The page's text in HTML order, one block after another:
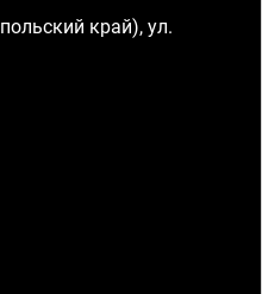
край), ул.